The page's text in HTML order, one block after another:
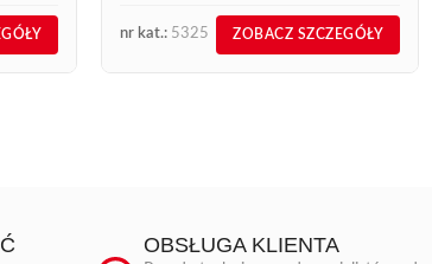
nr kat.: 5325 ZOBACZ SZCZEGÓŁY
OBSŁUGA KLIENTA